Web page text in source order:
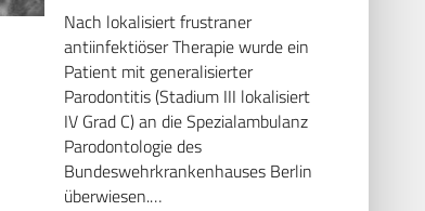
Nach lokalisiert frustraner
antiinfektiöser Therapie wurde ein
Patient mit generalisierter
Parodontitis (Stadium III lokalisiert
IV Grad C) an die Spezialambulanz
Parodontologie des
Bundeswehrkrankenhauses Berlin
überwiesen.…